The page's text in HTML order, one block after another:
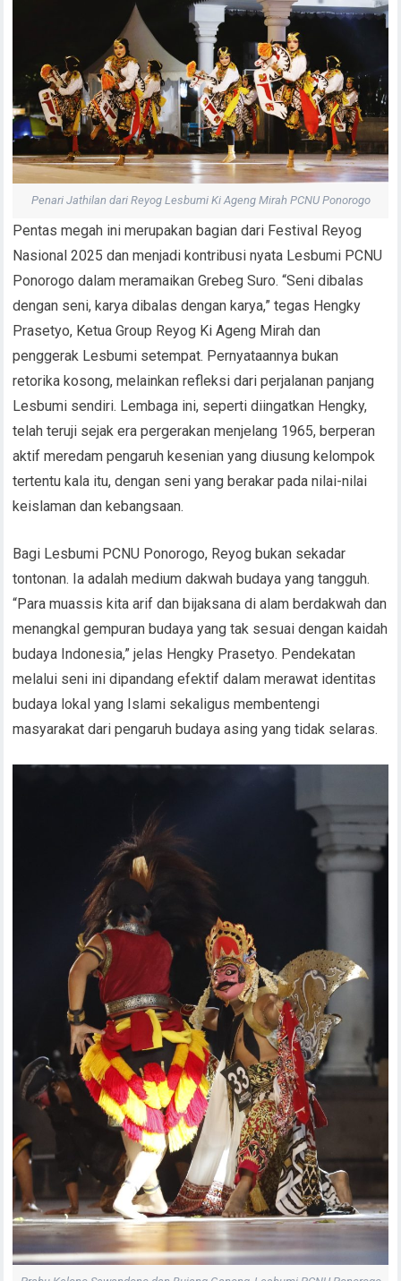
Penari Jathilan dari Reyog Lesbumi Ki Ageng Mirah PCNU Ponorogo
Pentas megah ini merupakan bagian dari Festival Reyog
Nasional 2025 dan menjadi kontribusi nyata Lesbumi PCNU
Ponorogo dalam meramaikan Grebeg Suro. “Seni dibalas
dengan seni, karya dibalas dengan karya,” tegas Hengky
Prasetyo, Ketua Group Reyog Ki Ageng Mirah dan
penggerak Lesbumi setempat. Pernyataannya bukan
retorika kosong, melainkan refleksi dari perjalanan panjang
Lesbumi sendiri. Lembaga ini, seperti diingatkan Hengky,
telah teruji sejak era pergerakan menjelang 1965, berperan
aktif meredam pengaruh kesenian yang diusung kelompok
tertentu kala itu, dengan seni yang berakar pada nilai-nilai
keislaman dan kebangsaan.
Bagi Lesbumi PCNU Ponorogo, Reyog bukan sekadar
tontonan. Ia adalah medium dakwah budaya yang tangguh.
“Para muassis kita arif dan bijaksana di alam berdakwah dan
menangkal gempuran budaya yang tak sesuai dengan kaidah
budaya Indonesia,” jelas Hengky Prasetyo. Pendekatan
melalui seni ini dipandang efektif dalam merawat identitas
budaya lokal yang Islami sekaligus membentengi
masyarakat dari pengaruh budaya asing yang tidak selaras.